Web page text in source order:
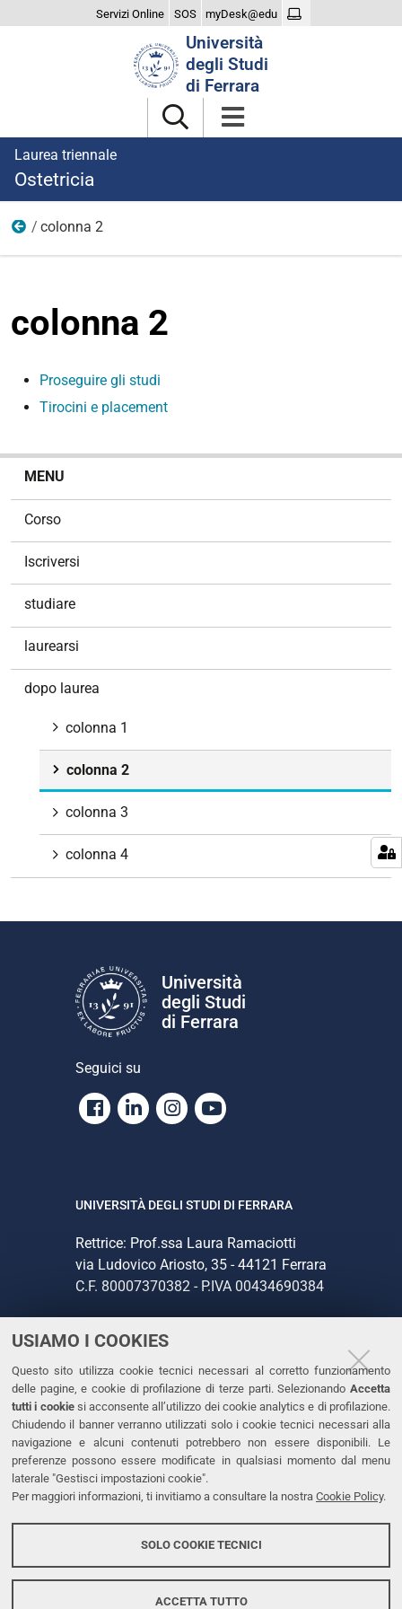
USIAMO I COOKIES
Questo sito utilizza cookie tecnici necessari al corretto funzionamento
delle pagine, e cookie di profilazione di terze parti. Selezionando Accetta
tutti i cookiesi acconsente all’utilizzo dei cookie analytics e di profilazione.
Chiudendo il banner verranno utilizzati solo i cookie tecnici necessari alla
navigazione e alcuni contenuti potrebbero non essere disponibili. Le
preferenze possono essere modificate in qualsiasi momento dal menu
laterale "Gestisci impostazioni cookie".
Per maggiori informazioni, ti invitiamo a consultare la nostra Cookie Policy.
SOLO COOKIE TECNICI
ACCETTA TUTTO
Servizi Online SOS myDesk@edu
Università
degli Studi
di Ferrara
Laurea triennale
Ostetricia
dopo laurea
colonna 2
colonna 2
Proseguire gli studi
Tirocini e placement
MENU
Corso
Iscriversi
studiare
laurearsi
dopo laurea
colonna 1
colonna 2
colonna 3
colonna 4
Università
degli Studi
di Ferrara
Seguici su
Facebook
LinkedinInstagram
Youtube
UNIVERSITÀ DEGLI STUDI DI FERRARA
Rettrice: Prof.ssa Laura Ramaciotti
via Ludovico Ariosto, 35 - 44121 Ferrara
C.F. 80007370382 - P.IVA 00434690384
CONTATTI
Tel. +39 0532 293111
Fax. +39 0532 293031
PEC
LINKS
Dichiarazione di accessibilità
Protezione dati personali